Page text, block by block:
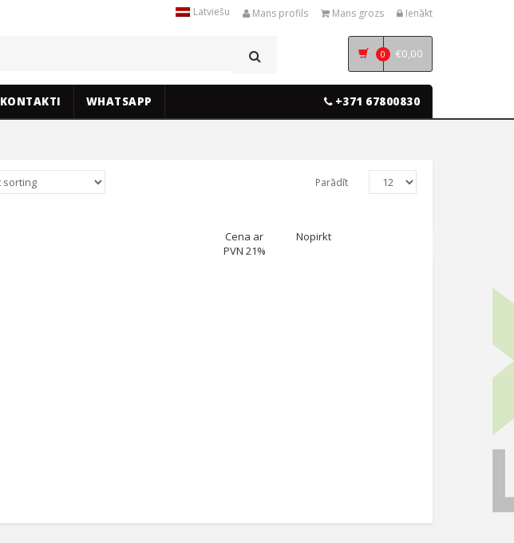
Latviešu Mans profils Mans grozs Ienākt
0 €0,00
KONTAKTI WHATSAPP +371 67800830
Parādīt
Cena ar
PVN 21%
Nopirkt